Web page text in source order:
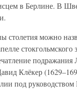
в Берлине. В
столетия можно
стокгольмского
подражания
Клёкер
под